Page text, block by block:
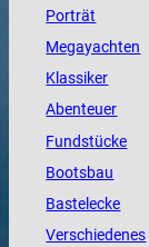
Porträt
Megayachten
Klassiker
Abenteuer
Fundstücke
Bootsbau
Bastelecke
Verschiedenes